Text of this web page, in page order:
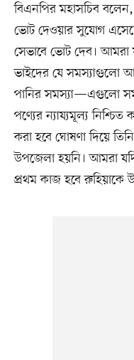
বিএনপির মহাসচিব
ভোট দেওয়ার সুযোগ
সেভাবে ভোট দেব। আমরা
ভাইদের যে সমস্যাগুলো
পানির সমস্যা—এগুলো
পণ্যের ন্যায্যমূল্য নিশ্চিত
করা হবে ঘোষণা দিয়ে
উপজেলা হয়নি। আমরা
প্রথম কাজ হবে রুহিয়াকে